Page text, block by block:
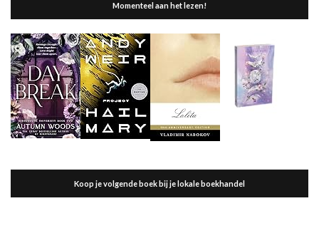
Momenteel aan het lezen!
Koop je volgende boek bij je lokale boekhandel